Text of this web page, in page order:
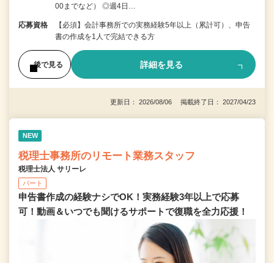
00までなど） ◎週4日…
応募資格
【必須】会計事務所での実務経験5年以上（累計可）、申告
書の作成を1人で完結できる方
後で見る 詳細を見る
更新日： 2026/08/06 掲載終了日： 2027/04/23
NEW
税理士事務所のリモート業務スタッフ
税理士法人 サリーレ
パート
申告書作成の経験ナシでOK！実務経験3年以上で応募
可！動画＆いつでも聞けるサポートで復職を全⼒応援！